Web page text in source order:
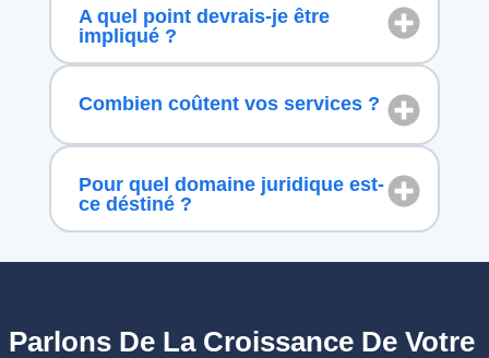
A quel point devrais-je être
impliqué ?
Combien coûtent vos services ?
Pour quel domaine juridique est-
ce déstiné ?
Parlons De La Croissance De Votre